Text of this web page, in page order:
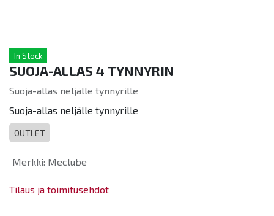
In Stock
SUOJA-ALLAS 4 TYNNYRIN
Suoja-allas neljälle tynnyrille
Suoja-allas neljälle tynnyrille
OUTLET
Merkki: Meclube
Tilaus ja toimitusehdot